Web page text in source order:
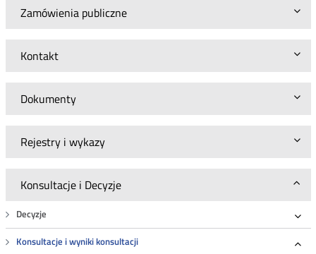
Zamówienia publiczne
Kontakt
Dokumenty
Rejestry i wykazy
Konsultacje i Decyzje
Decyzje
Konsultacje i wyniki konsultacji